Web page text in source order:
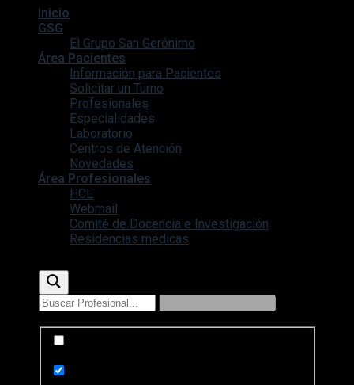
Inicio
GSG
El Grupo San Gerónimo
Área Pacientes
Información para Pacientes
Solicitar un Turno
Profesionales
Especialidades
Laboratorio
Centros de Atención
Novedades
Área Profesionales
HCE
Webmail
Comité de Docencia e Investigación
Residencias médicas